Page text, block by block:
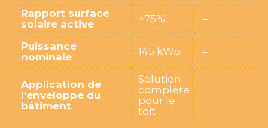
Rapport surface
solaire active
>75% –
Puissance
nominale
145 kWp –
Application de
l’enveloppe du
bâtiment
Solution
complète
pour le
toit
–